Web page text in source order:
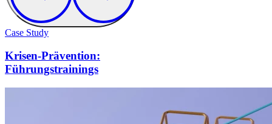
Case Study
Krisen-Prävention:
Führungstrainings